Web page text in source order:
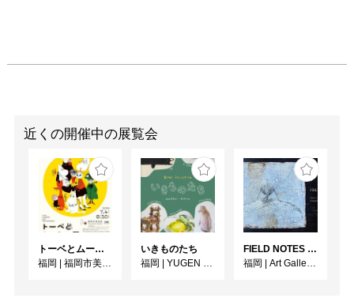
近くの開催中の展覧会
トーベとムーミン展 ～とっておきのものを探 しに～
福岡
福岡市美術館
いきものたち
福岡
YUGEN Gallery FUKUOKA
FIELD NOTES - 研究録 -
福岡
Art Gallery OWL